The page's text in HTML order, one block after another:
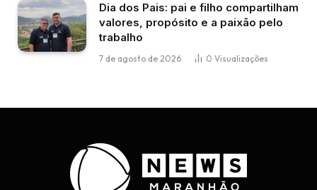
Dia dos Pais: pai e filho compartilham
valores, propósito e a paixão pelo
trabalho
7 de agosto de 2026 0 Visualizações